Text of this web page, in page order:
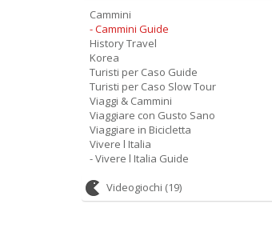
Cammini
- Cammini Guide
History Travel
Korea
Turisti per Caso Guide
Turisti per Caso Slow Tour
Viaggi & Cammini
Viaggiare con Gusto Sano
Viaggiare in Bicicletta
Vivere l Italia
- Vivere l Italia Guide
Videogiochi (19)